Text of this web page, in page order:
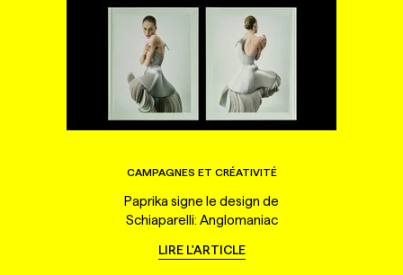
CAMPAGNES ET CRÉATIVITÉ
Paprika signe le design de
Schiaparelli: Anglomaniac
LIRE L'ARTICLE